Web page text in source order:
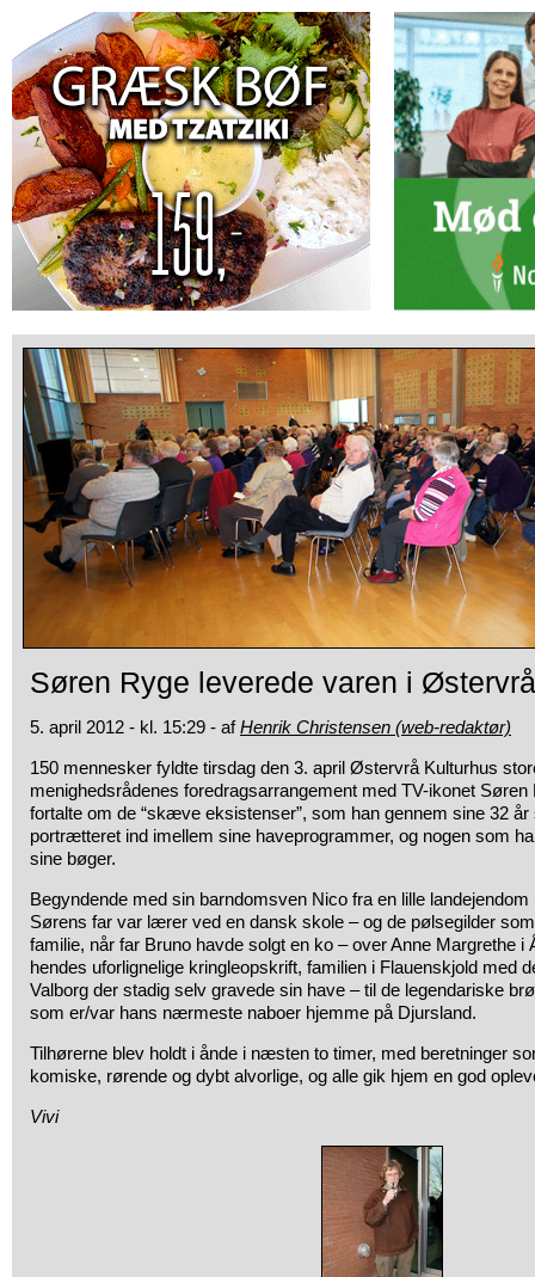
Søren Ryge leverede varen i
5. april 2012 - kl. 15:29 - afHenrik Christensen (web-redaktør)
150 mennesker fyldte tirsdag den 3. april Østervrå Kulturhus
menighedsrådenes foredragsarrangement med TV-ikonet
fortalte om de “skæve eksistenser”, som han gennem sine 32
portrætteret ind imellem sine haveprogrammer, og nogen som
sine bøger.
Begyndende med sin barndomsven Nico fra en lille
Sørens far var lærer ved en dansk skole – og de pølsegilder
familie, når far Bruno havde solgt en ko – over Anne Margrethe i
hendes uforlignelige kringleopskrift, familien i Flauenskjold med
Valborg der stadig selv gravede sin have – til de legendariske
som er/var hans nærmeste naboer hjemme på Djursland.
Tilhørerne blev holdt i ånde i næsten to timer, med beretninger
komiske, rørende og dybt alvorlige, og alle gik hjem en god
Vivi